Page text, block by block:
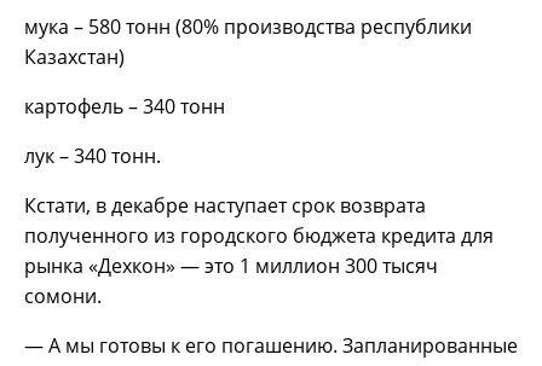
мука – 580 тонн (80% производства республики
Казахстан)
картофель – 340 тонн
лук – 340 тонн.
Кстати, в декабре наступает срок возврата
полученного из городского бюджета кредита для
рынка «Дехкон» — это 1 миллион 300 тысяч
сомони.
— А мы готовы к его погашению. Запланированные